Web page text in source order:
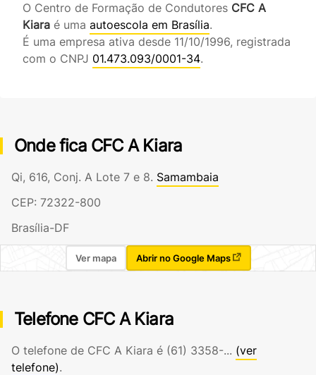
O Centro de Formação de Condutores CFC A
Kiara é uma autoescola em Brasília.
É uma empresa ativa desde 11/10/1996, registrada
com o CNPJ 01.473.093/0001-34.
Onde fica CFC A Kiara
Qi, 616, Conj. A Lote 7 e 8. Samambaia
CEP: 72322-800
Brasília-DF
Ver mapa Abrir no Google Maps
Telefone CFC A Kiara
O telefone de CFC A Kiara é (61) 3358-... (ver
telefone).